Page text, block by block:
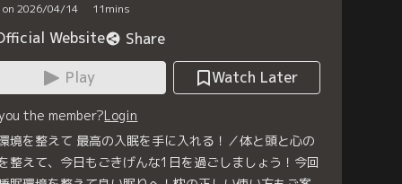
on 2026/04/14 11mins
Website
Share
Play
Watch Later
the member?Login
境を整えて 最高の入眠を手に入れる！／体と頭と心の
整えて、今日もごきげんな1日を過ごしましょう！今回